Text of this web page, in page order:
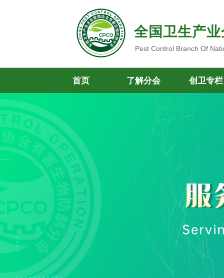
全国卫生产
Pest Control Branch Of
首页 了解分会 创卫专栏